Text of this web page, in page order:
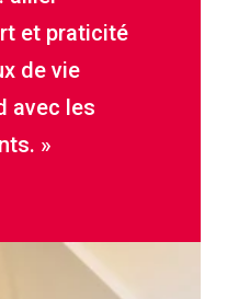
et praticité
de vie
avec les
»